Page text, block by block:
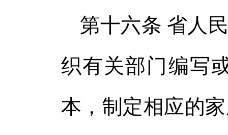
第十六条 省人
织有关部门编写
本，制定相应的